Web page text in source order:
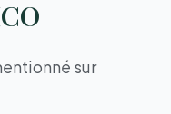
sur